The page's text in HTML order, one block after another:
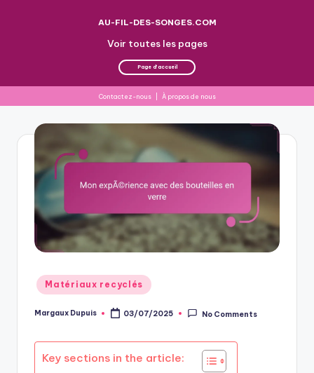
Voir toutes les pages
AU-FIL-DES-SONGES.COM
Page d'accueil
Contactez-nous À propos de nous
Posted
in
Matériaux recyclés
Posted
Margaux Dupuis 03/07/2025 No Comments
Key sections in the article: